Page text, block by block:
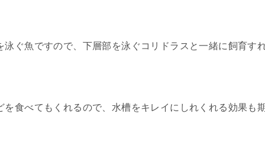
ぐ魚ですので、下層部を泳ぐコリドラスと一緒に飼育す
食べてもくれるので、水槽をキレイにしれくれる効果も